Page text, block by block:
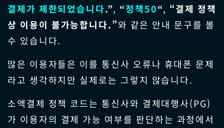
결제가 제한되었습니다.”, “정책50“, “결제 정책
상 이용이 불가능합니다.”와 같은 안내 문구를 볼
수 있습니다.
많은 이용자들은 이를 통신사 오류나 휴대폰 문제
라고 생각하지만 실제로는 그렇지 않습니다.
소액결제 정책 코드는 통신사와 결제대행사(PG)
가 이용자의 결제 가능 여부를 판단하는 과정에서